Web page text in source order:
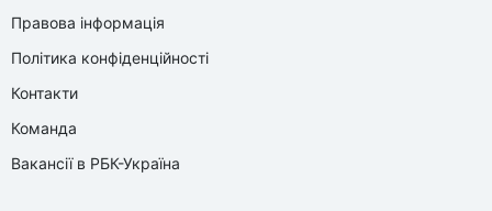
Правова інформація
Політика конфіденційності
Контакти
Команда
Вакансії в РБК-Україна